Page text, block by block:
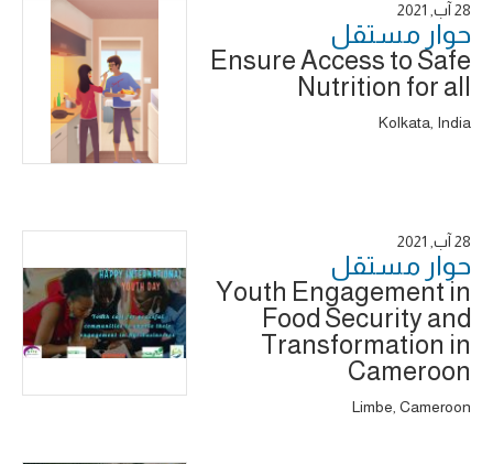
28 آب, 2021
حوار ‎مستقل
Ensure Access to Safe
Nutrition for all
Kolkata, India
28 آب, 2021
حوار ‎مستقل
Youth Engagement in
Food Security and
Transformation in
Cameroon
Limbe, Cameroon